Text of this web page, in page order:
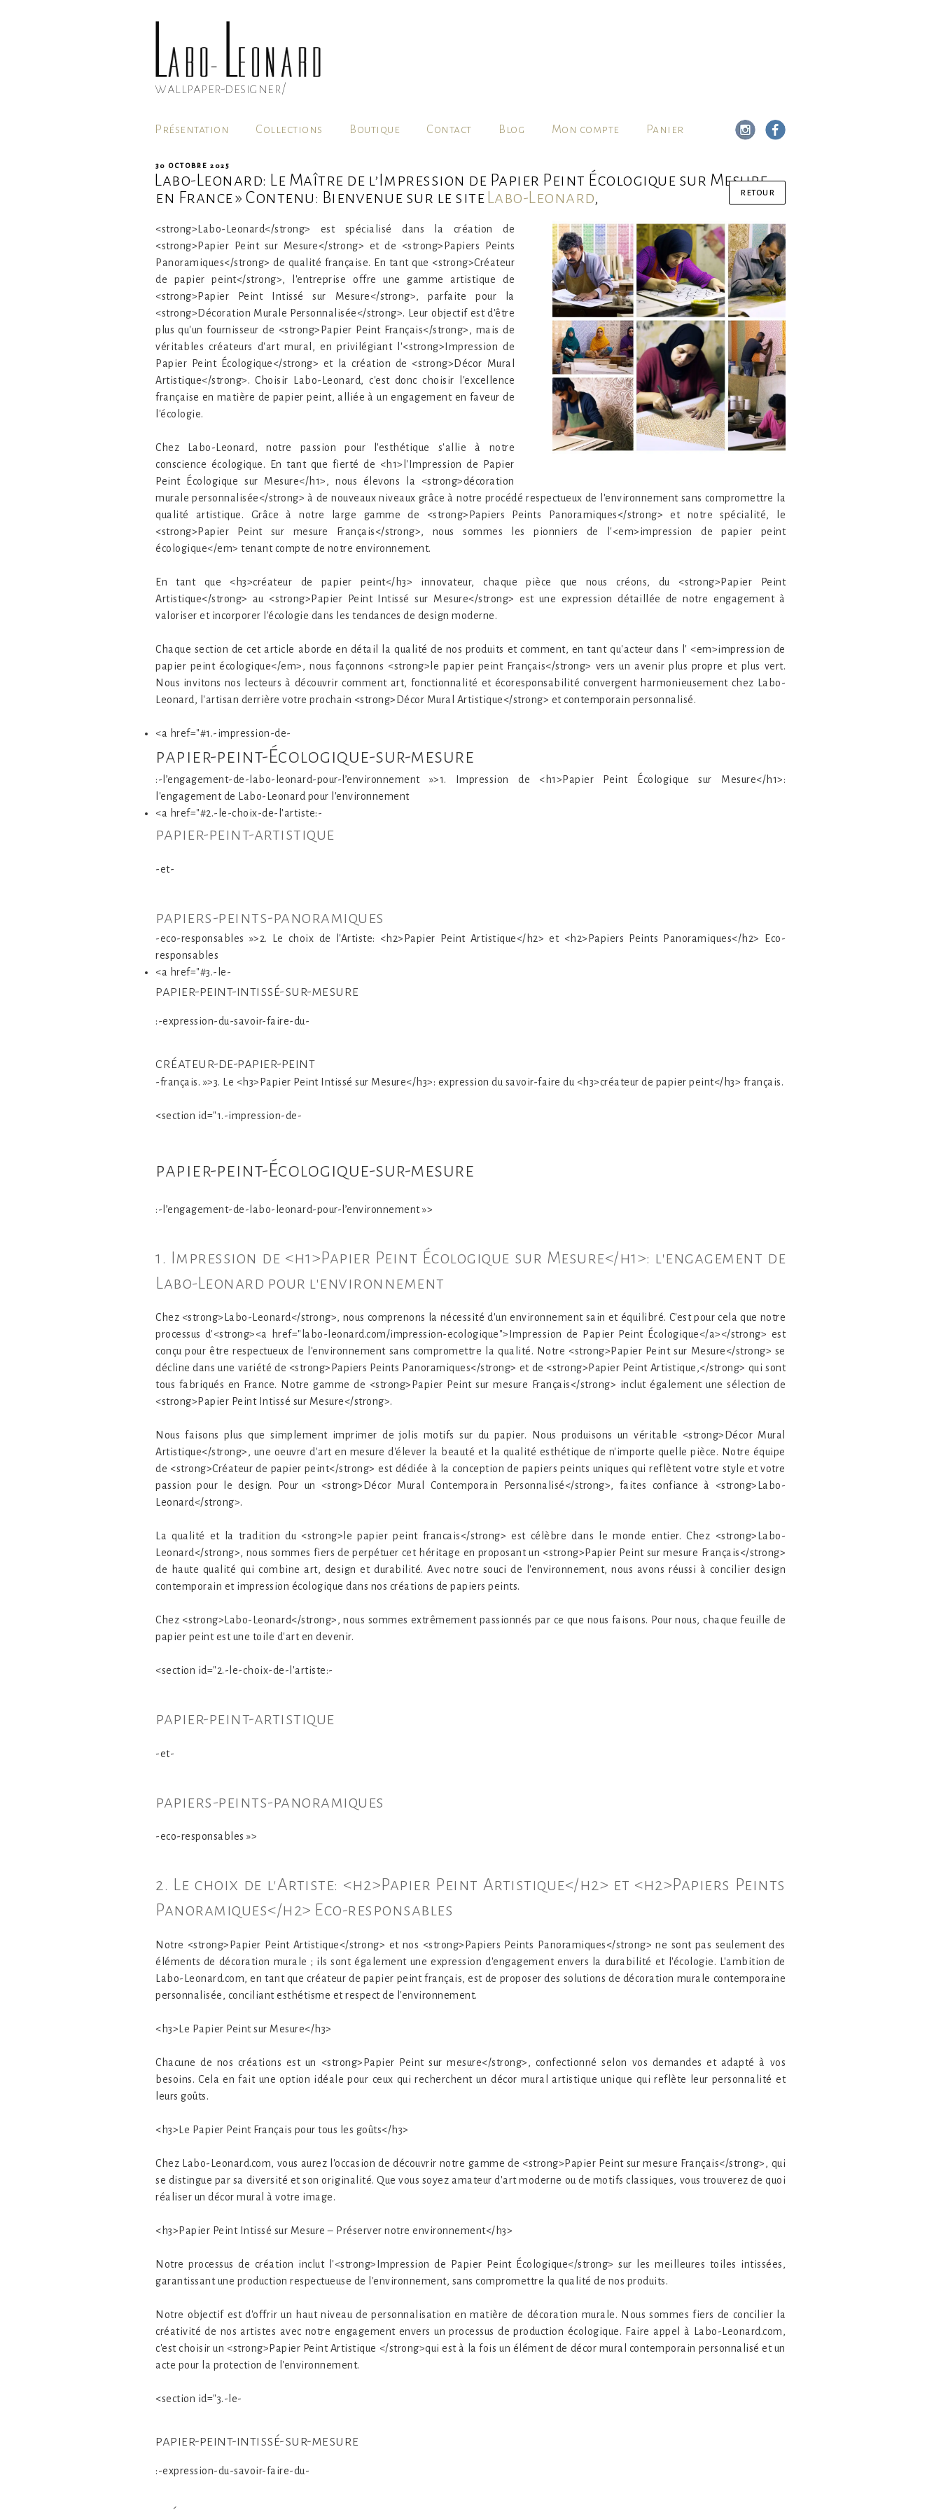
wallpaper-designer/
Présentation Collections Boutique Contact Blog Mon compte Panier
PUBLIÉ
LE
30 OCTOBRE 2025
Labo-Leonard: Le Maître de l’Impression de Papier Peint Écologique sur Mesure
en France » Contenu: Bienvenue sur le siteLabo-Leonard, retour
<strong>Labo-Leonard</strong> est spécialisé dans la création de
<strong>Papier Peint sur Mesure</strong> et de <strong>Papiers Peints
Panoramiques</strong> de qualité française. En tant que <strong>Créateur
de papier peint</strong>, l'entreprise offre une gamme artistique de
<strong>Papier Peint Intissé sur Mesure</strong>, parfaite pour la
<strong>Décoration Murale Personnalisée</strong>. Leur objectif est d'être
plus qu'un fournisseur de <strong>Papier Peint Français</strong>, mais de
véritables créateurs d'art mural, en privilégiant l'<strong>Impression de
Papier Peint Écologique</strong> et la création de <strong>Décor Mural
Artistique</strong>. Choisir Labo-Leonard, c'est donc choisir l'excellence
française en matière de papier peint, alliée à un engagement en faveur de
l'écologie.
Chez Labo-Leonard, notre passion pour l'esthétique s'allie à notre
conscience écologique. En tant que fierté de <h1>l'Impression de Papier
Peint Écologique sur Mesure</h1>, nous élevons la <strong>décoration
murale personnalisée</strong> à de nouveaux niveaux grâce à notre procédé respectueux de l'environnement sans compromettre la
qualité artistique. Grâce à notre large gamme de <strong>Papiers Peints Panoramiques</strong> et notre spécialité, le
<strong>Papier Peint sur mesure Français</strong>, nous sommes les pionniers de l'<em>impression de papier peint
écologique</em> tenant compte de notre environnement.
En tant que <h3>créateur de papier peint</h3> innovateur, chaque pièce que nous créons, du <strong>Papier Peint
Artistique</strong> au <strong>Papier Peint Intissé sur Mesure</strong> est une expression détaillée de notre engagement à
valoriser et incorporer l'écologie dans les tendances de design moderne.
Chaque section de cet article aborde en détail la qualité de nos produits et comment, en tant qu'acteur dans l' <em>impression de
papier peint écologique</em>, nous façonnons <strong>le papier peint Français</strong> vers un avenir plus propre et plus vert.
Nous invitons nos lecteurs à découvrir comment art, fonctionnalité et écoresponsabilité convergent harmonieusement chez Labo-
Leonard, l'artisan derrière votre prochain <strong>Décor Mural Artistique</strong> et contemporain personnalisé.
<a href="#1.-impression-de-
papier-peint-Écologique-sur-mesure
:-l’engagement-de-labo-leonard-pour-l’environnement »>1. Impression de <h1>Papier Peint Écologique sur Mesure</h1>:
l'engagement de Labo-Leonard pour l'environnement
<a href="#2.-le-choix-de-l'artiste:-
papier-peint-artistique
-et-
papiers-peints-panoramiques
-eco-responsables »>2. Le choix de l'Artiste: <h2>Papier Peint Artistique</h2> et <h2>Papiers Peints Panoramiques</h2> Eco-
responsables
<a href="#3.-le-
papier-peint-intissé-sur-mesure
:-expression-du-savoir-faire-du-
créateur-de-papier-peint
-français. »>3. Le <h3>Papier Peint Intissé sur Mesure</h3>: expression du savoir-faire du <h3>créateur de papier peint</h3> français.
<section id="1.-impression-de-
papier-peint-Écologique-sur-mesure
:-l’engagement-de-labo-leonard-pour-l’environnement »>
1. Impression de <h1>Papier Peint Écologique sur Mesure</h1>: l'engagement de
Labo-Leonard pour l'environnement
Chez <strong>Labo-Leonard</strong>, nous comprenons la nécessité d'un environnement sain et équilibré. C'est pour cela que notre
processus d'<strong><a href="labo-leonard.com/impression-ecologique">Impression de Papier Peint Écologique</a></strong> est
conçu pour être respectueux de l'environnement sans compromettre la qualité. Notre <strong>Papier Peint sur Mesure</strong> se
décline dans une variété de <strong>Papiers Peints Panoramiques</strong> et de <strong>Papier Peint Artistique,</strong> qui sont
tous fabriqués en France. Notre gamme de <strong>Papier Peint sur mesure Français</strong> inclut également une sélection de
<strong>Papier Peint Intissé sur Mesure</strong>.
Nous faisons plus que simplement imprimer de jolis motifs sur du papier. Nous produisons un véritable <strong>Décor Mural
Artistique</strong>, une oeuvre d'art en mesure d'élever la beauté et la qualité esthétique de n'importe quelle pièce. Notre équipe
de <strong>Créateur de papier peint</strong> est dédiée à la conception de papiers peints uniques qui reflètent votre style et votre
passion pour le design. Pour un <strong>Décor Mural Contemporain Personnalisé</strong>, faites confiance à <strong>Labo-
Leonard</strong>.
La qualité et la tradition du <strong>le papier peint francais</strong> est célèbre dans le monde entier. Chez <strong>Labo-
Leonard</strong>, nous sommes fiers de perpétuer cet héritage en proposant un <strong>Papier Peint sur mesure Français</strong>
de haute qualité qui combine art, design et durabilité. Avec notre souci de l'environnement, nous avons réussi à concilier design
contemporain et impression écologique dans nos créations de papiers peints.
Chez <strong>Labo-Leonard</strong>, nous sommes extrêmement passionnés par ce que nous faisons. Pour nous, chaque feuille de
papier peint est une toile d'art en devenir.
<section id="2.-le-choix-de-l'artiste:-
papier-peint-artistique
-et-
papiers-peints-panoramiques
-eco-responsables »>
2. Le choix de l'Artiste: <h2>Papier Peint Artistique</h2> et <h2>Papiers Peints
Panoramiques</h2> Eco-responsables
Notre <strong>Papier Peint Artistique</strong> et nos <strong>Papiers Peints Panoramiques</strong> ne sont pas seulement des
éléments de décoration murale ; ils sont également une expression d'engagement envers la durabilité et l'écologie. L'ambition de
Labo-Leonard.com, en tant que créateur de papier peint français, est de proposer des solutions de décoration murale contemporaine
personnalisée, conciliant esthétisme et respect de l'environnement.
<h3>Le Papier Peint sur Mesure</h3>
Chacune de nos créations est un <strong>Papier Peint sur mesure</strong>, confectionné selon vos demandes et adapté à vos
besoins. Cela en fait une option idéale pour ceux qui recherchent un décor mural artistique unique qui reflète leur personnalité et
leurs goûts.
<h3>Le Papier Peint Français pour tous les goûts</h3>
Chez Labo-Leonard.com, vous aurez l'occasion de découvrir notre gamme de <strong>Papier Peint sur mesure Français</strong>, qui
se distingue par sa diversité et son originalité. Que vous soyez amateur d'art moderne ou de motifs classiques, vous trouverez de quoi
réaliser un décor mural à votre image.
<h3>Papier Peint Intissé sur Mesure – Préserver notre environnement</h3>
Notre processus de création inclut l'<strong>Impression de Papier Peint Écologique</strong> sur les meilleures toiles intissées,
garantissant une production respectueuse de l'environnement, sans compromettre la qualité de nos produits.
Notre objectif est d'offrir un haut niveau de personnalisation en matière de décoration murale. Nous sommes fiers de concilier la
créativité de nos artistes avec notre engagement envers un processus de production écologique. Faire appel à Labo-Leonard.com,
c'est choisir un <strong>Papier Peint Artistique </strong>qui est à la fois un élément de décor mural contemporain personnalisé et un
acte pour la protection de l'environnement.
<section id="3.-le-
papier-peint-intissé-sur-mesure
:-expression-du-savoir-faire-du-